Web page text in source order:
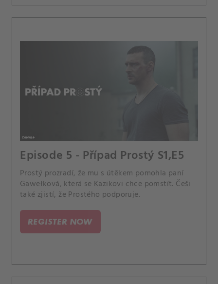
Episode 5 - Případ Prostý S1,E5
Prostý prozradí, že mu s útěkem pomohla paní
Gawełková, která se Kazikovi chce pomstít. Češi
také zjistí, že Prostého podporuje.
REGISTER NOW